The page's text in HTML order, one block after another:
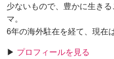
少ないもので、豊かに生き
マ。
6年の海外駐在を経て、現在
▶ プロフィールを見る